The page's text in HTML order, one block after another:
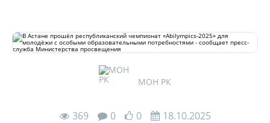
МОН РК
369 0 0 18.10.2025